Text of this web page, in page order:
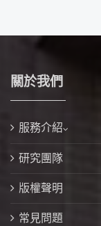
關於我們
服務介紹
研究團隊
版權聲明
常見問題